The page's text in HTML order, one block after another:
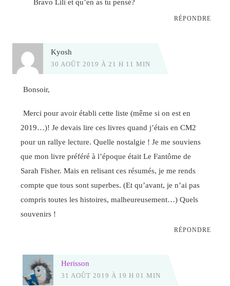
Bravo Lili et qu’en as tu pensé?
RÉPONDRE
Kyosh
30 AOÛT 2019 À 21 H 11 MIN
Bonsoir,
Merci pour avoir établi cette liste (même si on est en
2019…)! Je devais lire ces livres quand j’étais en CM2
pour un rallye lecture. Quelle nostalgie ! Je me souviens
que mon livre préféré à l’époque était Le Fantôme de
Sarah Fisher. Mais en relisant ces résumés, je me rends
compte que tous sont superbes. (Et qu’avant, je n’ai pas
compris toutes les histoires, malheureusement…) Quels
souvenirs !
RÉPONDRE
Herisson
31 AOÛT 2019 À 19 H 01 MIN